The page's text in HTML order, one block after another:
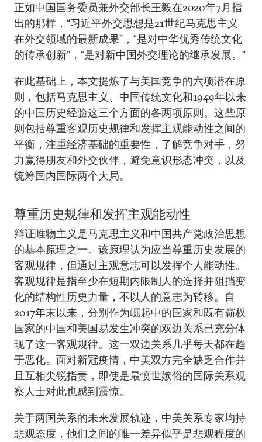
正如中国国务委员兼外交部长王毅在2020年7月指
出的那样，“习近平外交思想是21世纪马克思主义
在外交领域的最新成果”，“是对中华优秀传统文化
的传承创新”，“是对新中国外交理论的继承发展。”
在此基础上，本文提炼了与美国竞争的六项潜在原
则，包括马克思主义、中国传统文化和1949年以来
的中国历史经验这三个方面的各两项原则。这些原
则包括尊重客观历史规律和发挥主观能动性之间的
平衡，注重经济基础的重要性，了解竞争对手，努
力赢得朋友和外交伙伴，避免意识形态冲突，以及
统筹国内国际两个大局。
尊重历史规律和发挥主观能动性
辩证唯物主义是马克思主义和中国共产党政治思想
的基本原理之一。该原理认为应当尊重历史发展的
客观规律，但通过主观意志可以发挥个人能动性。
客观规律是指至少在短期内限制人的选择并阻挡变
化的结构性历史力量，不以人的意志为转移。自
2017年末以来，分别作为崛起中的国家和既有霸权
国家的中国和美国易发生冲突的双边关系已充分体
现了这一客观规律。这一双边关系几乎每天都在趋
于恶化。面对新冠疫情，中美双方完全缺乏合作并
且互相尖锐指责，即使是最愤世嫉俗的国际关系观
察人士对此也感到震惊。
关于两国关系的未来发展轨迹，中美关系专家均持
悲观态度，他们之间的唯一差异似乎是悲观程度的